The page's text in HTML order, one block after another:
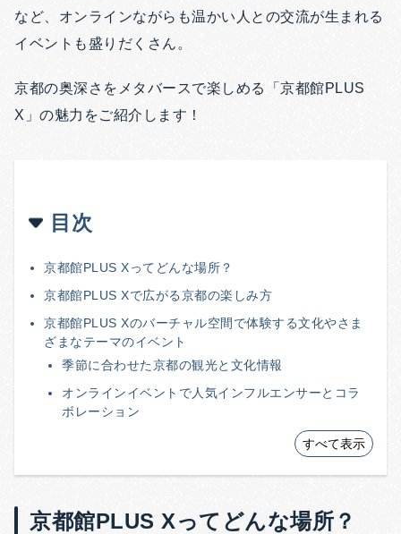
など、オンラインながらも温かい人との交流が生まれる
イベントも盛りだくさん。
京都の奥深さをメタバースで楽しめる「京都館PLUS
X」の魅力をご紹介します！
目次
京都館PLUS Xってどんな場所？
京都館PLUS Xで広がる京都の楽しみ方
京都館PLUS Xのバーチャル空間で体験する文化やさま
ざまなテーマのイベント
季節に合わせた京都の観光と文化情報
オンラインイベントで人気インフルエンサーとコラ
ボレーション
すべて表示
京都館PLUS Xってどんな場所？